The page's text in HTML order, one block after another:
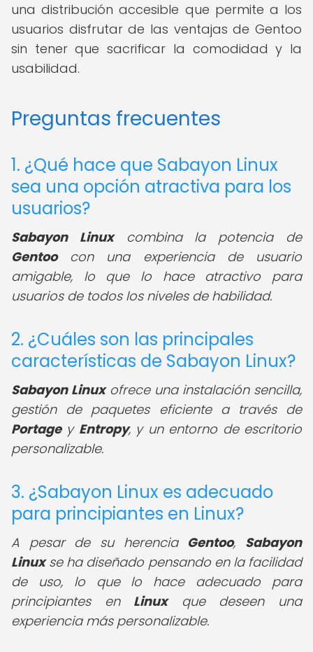
una distribución accesible que permite a los
usuarios disfrutar de las ventajas de Gentoo
sin tener que sacrificar la comodidad y la
usabilidad.
Preguntas frecuentes
1. ¿Qué hace que Sabayon Linux
sea una opción atractiva para los
usuarios?
Sabayon Linuxcombina la potencia de
Gentoocon una experiencia de usuario
amigable, lo que lo hace atractivo para
usuarios de todos los niveles de habilidad.
2. ¿Cuáles son las principales
características de Sabayon Linux?
Sabayon Linuxofrece una instalación sencilla,
gestión de paquetes eficiente a través de
Portagey Entropy, y un entorno de escritorio
personalizable.
3. ¿Sabayon Linux es adecuado
para principiantes en Linux?
A pesar de su herencia Gentoo, Sabayon
Linuxse ha diseñado pensando en la facilidad
de uso, lo que lo hace adecuado para
principiantes en Linuxque deseen una
experiencia más personalizable.